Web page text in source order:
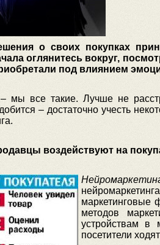
о своих покупках
оглянитесь вокруг,
под влиянием
мы все такие. Лучше не
– достаточно учесть
воздействуют на
маркетинговые
методов
устройствам в
посетители